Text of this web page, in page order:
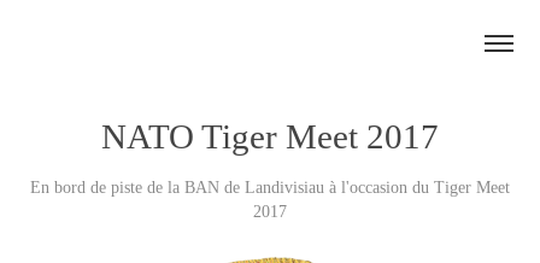
NATO Tiger Meet 2017
En bord de piste de la BAN de Landivisiau à l'occasion du Tiger Meet
2017